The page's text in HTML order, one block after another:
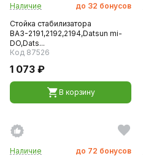
Наличие до 32 бонусов
Стойка стабилизатора
ВАЗ-2191,2192,2194,Datsun mi-
DO,Dats...
Код 87526
1 073 ₽
В корзину
Наличие до 72 бонусов